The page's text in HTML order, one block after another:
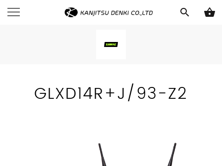
search shopping_basket
GLXD14R+J/93-Z2